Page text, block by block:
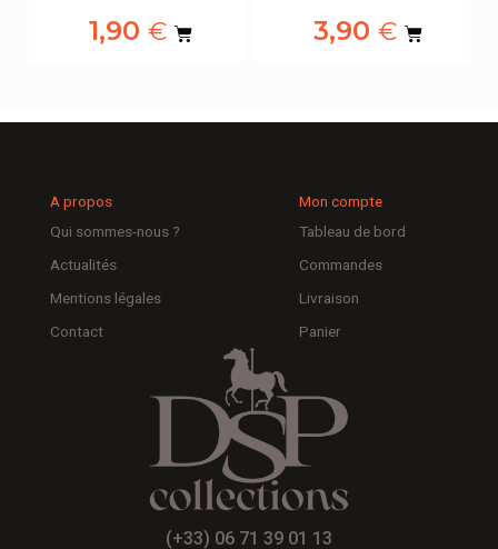
1,90€ 3,90 €
A propos
Qui sommes-nous ?
Actualités
Mentions légales
Contact
Mon compte
Tableau de bord
Commandes
Livraison
Panier
(+33) 06 71 39 01 13